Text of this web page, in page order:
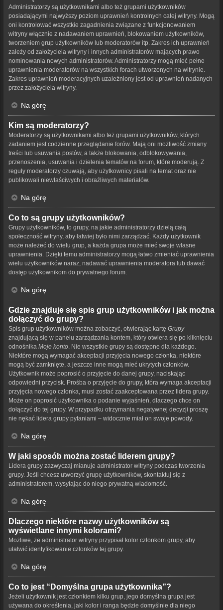
Administratorzy są użytkownikami albo też grupami użytkowników
posiadającymi najwyższy poziom uprawnień kontrolnych całej witryny. Mogą
oni kontrolować wszystkie zagadnienia związane z funkcjonowaniem
witryny włącznie z nadawaniem uprawnień, blokowaniem użytkowników,
tworzeniem grup użytkowników lub moderatorów itp. Zakres ich uprawnień
zależy od założyciela witryny i innych administratorów mających prawo
nominowania nowych administratorów. Administratorzy mogą mieć pełne
uprawnienia moderatorów na wszystkich forach utworzonych na witrynie.
Zakres uprawnień moderacyjnych uzależniony jest od uprawnień nadanych
przez założyciela witryny.
Na górę
Kim są moderatorzy?
Moderatorzy są użytkownikami albo też grupami użytkowników, których
zadaniem jest codzienne przeglądanie forów. Mają oni możliwość zmiany
treści lub usuwania postów, a także blokowania, odblokowywania,
przenoszenia, usuwania i dzielenia tematów na forum, które moderują. Z
reguły moderatorzy czuwają, aby użytkownicy pisali na temat oraz nie
publikowali niewłaściwych i obraźliwych materiałów.
Na górę
Co to są grupy użytkowników?
Grupy użytkowników, to grupy, na jakie administratorzy dzielą całą
społeczność witryny, aby łatwiej było nimi zarządzać. Każdy użytkownik
może należeć do wielu grup, a każda grupa może mieć swoje własne
uprawnienia. Dzięki temu administratorzy mogą łatwo zmieniać uprawnienia
wielu użytkowników naraz, nadawać uprawnienia moderatora lub dawać
dostęp użytkownikom do prywatnego forum.
Na górę
Gdzie znajduje się spis grup użytkowników i jak można
dołączyć do grupy?
Spis grup użytkowników można zobaczyć, otwierając kartę Grupy
znajdującą się w panelu zarządzania kontem, który otwiera się po kliknięciu
odnośnika Moje konto . Nie wszystkie grupy są dostępne dla każdego.
Niektóre mogą wymagać akceptacji przyjęcia nowego członka, niektóre
mogą być zamknięte, a jeszcze inne mogą mieć ukrytych członków.
Użytkownik może poprosić o przyjęcie do danej grupy, naciskając
odpowiedni przycisk. Prośba o przyjęcie do grupy, która wymaga akceptacji
przyjęcia nowego członka, musi zostać zaakceptowana przez lidera grupy.
Może on poprosić użytkownika o podanie wyjaśnień, dlaczego chce on
dołączyć do tej grupy. W przypadku otrzymania negatywnej decyzji proszę
nie nękać lidera grupy pytaniami – widocznie miał on swoje powody.
Na górę
W jaki sposób można zostać liderem grupy?
Lidera grupy zazwyczaj mianuje administrator witryny podczas tworzenia
grupy. Jeśli chcesz utworzyć grupę użytkowników, skontaktuj się z
administratorem, wysyłając do niego prywatną wiadomość.
Na górę
Dlaczego niektóre nazwy użytkowników są
wyświetlane innymi kolorami?
Możliwe, że administrator witryny przypisał kolor członkom grupy, aby
ułatwić identyfikowanie członków tej grupy.
Na górę
Co to jest “Domyślna grupa użytkownika”?
Jeżeli użytkownik jest członkiem kilku grup, jego domyślna grupa jest
używana do określenia, jaki kolor i ranga będzie domyślnie dla niego